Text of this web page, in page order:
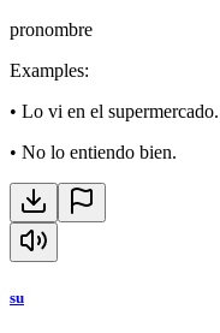
pronombre
Examples:
• Lo vi en el supermercado.
• No lo entiendo bien.
su